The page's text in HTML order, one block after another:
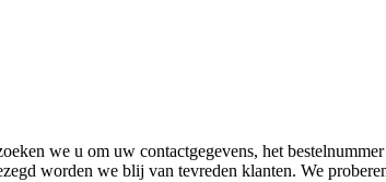
we u om uw contactgegevens, het bestelnummer
worden we blij van tevreden klanten. We